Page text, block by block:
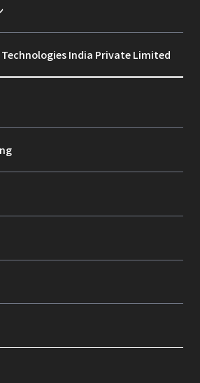
India Private Limited